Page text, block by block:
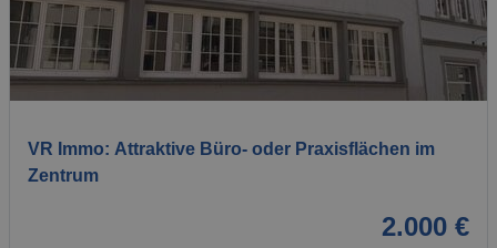
1 / 12
VR Immo: Attraktive Büro- oder Praxisflächen im
Zentrum
2.000 €